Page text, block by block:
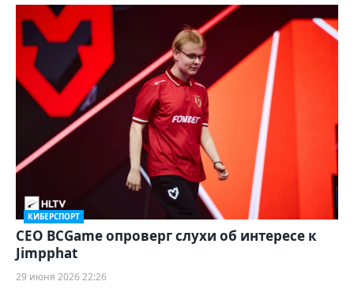
КИБЕРСПОРТ
CEO BCGame опроверг слухи об интересе к
Jimpphat
29 июня 2026 22:26